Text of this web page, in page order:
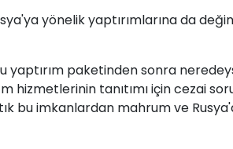
yönelik yaptırımlarına da
yaptırım paketinden sonra
hizmetlerinin tanıtımı için cezai
bu imkanlardan mahrum ve